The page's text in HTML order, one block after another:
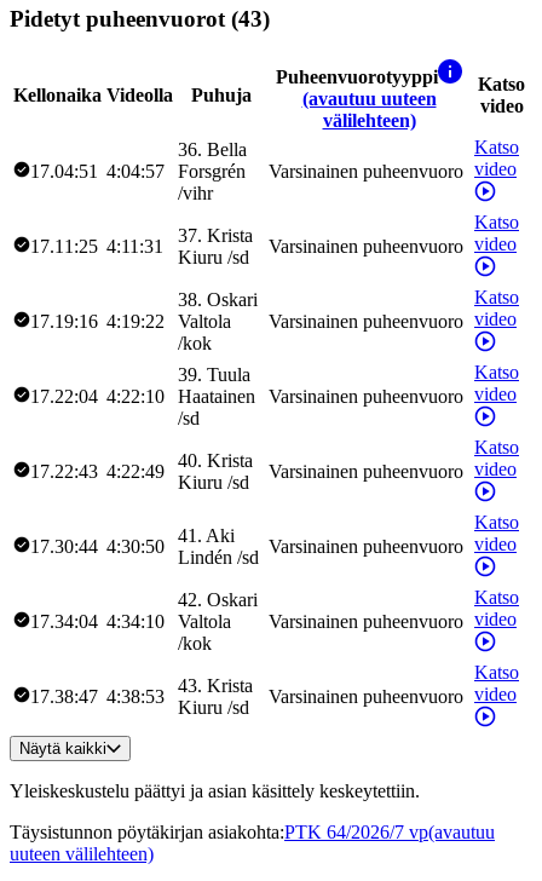
Pidetyt puheenvuorot (43)
Kellonaika Videolla Puhuja
Puheenvuorotyyppi
(avautuu uuteen
välilehteen)
Katso
video
17.04:51 4:04:57
36. Bella
Forsgrén
/vihr
Varsinainen puheenvuoro
Katso
video
17.11:25 4:11:31
37. Krista
Kiuru /sd
Varsinainen puheenvuoro
Katso
video
17.19:16 4:19:22
38. Oskari
Valtola
/kok
Varsinainen puheenvuoro
Katso
video
17.22:04 4:22:10
39. Tuula
Haatainen
/sd
Varsinainen puheenvuoro
Katso
video
17.22:43 4:22:49
40. Krista
Kiuru /sd
Varsinainen puheenvuoro
Katso
video
17.30:44 4:30:50
41 . Aki
Lindén /sd
Varsinainen puheenvuoro
Katso
video
17.34:04 4:34:10
42. Oskari
Valtola
/kok
Varsinainen puheenvuoro
Katso
video
17.38:47 4:38:53
43. Krista
Kiuru /sd
Varsinainen puheenvuoro
Katso
video
Näytä kaikki
Yleiskeskustelu päättyi ja asian käsittely keskeytettiin.
Täysistunnon pöytäkirjan asiakohta:PTK 64/2026/7 vp(avautuu
uuteen välilehteen)